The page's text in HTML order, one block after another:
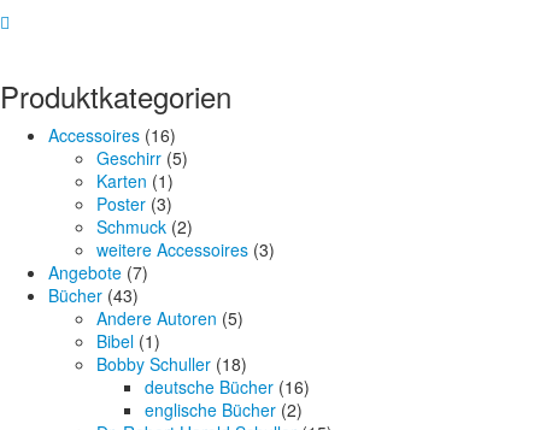
Produktkategorien
Accessoires (16)
Geschirr (5)
Karten (1)
Poster (3)
Schmuck (2)
weitere Accessoires (3)
Angebote (7)
Bücher (43)
Andere Autoren (5)
Bibel (1)
Bobby Schuller (18)
deutsche Bücher (16)
englische Bücher (2)